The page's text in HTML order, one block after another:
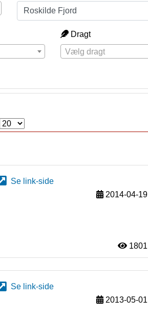
Dragt
Vælg dragt
Se link-side
2014-04-19
1801
Se link-side
2013-05-01